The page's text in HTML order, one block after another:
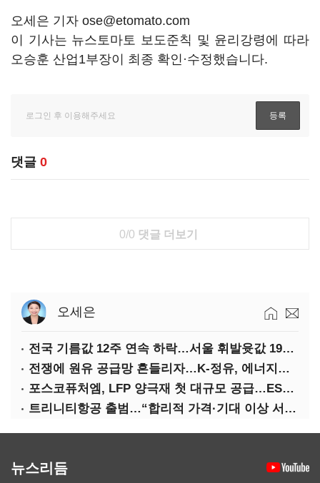
오세은 기자 ose@etomato.com
이 기사는 뉴스토마토 보도준칙 및 윤리강령에 따라
오승훈 산업1부장이 최종 확인·수정했습니다.
댓글 0
0/0 댓글 더보기
오세은
전국 기름값 12주 연속 하락…서울 휘발윳값 1909원
전쟁에 원유 공급망 흔들리자…K-정유, 에너지안보 핵심으로 재부상
포스코퓨처엠, LFP 양극재 첫 대규모 공급…ESS 시장 공략
트리니티항공 출범…“합리적 가격·기대 이상 서비스로 승부”
뉴스리듬